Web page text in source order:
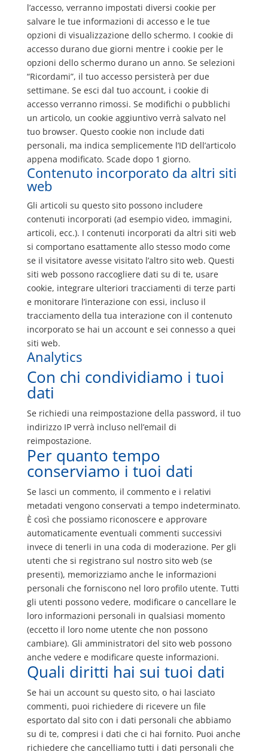
l’accesso, verranno impostati diversi cookie per
salvare le tue informazioni di accesso e le tue
opzioni di visualizzazione dello schermo. I cookie di
accesso durano due giorni mentre i cookie per le
opzioni dello schermo durano un anno. Se selezioni
“Ricordami”, il tuo accesso persisterà per due
settimane. Se esci dal tuo account, i cookie di
accesso verranno rimossi. Se modifichi o pubblichi
un articolo, un cookie aggiuntivo verrà salvato nel
tuo browser. Questo cookie non include dati
personali, ma indica semplicemente l’ID dell’articolo
appena modificato. Scade dopo 1 giorno.
Contenuto incorporato da altri siti
web
Gli articoli su questo sito possono includere
contenuti incorporati (ad esempio video, immagini,
articoli, ecc.). I contenuti incorporati da altri siti web
si comportano esattamente allo stesso modo come
se il visitatore avesse visitato l’altro sito web. Questi
siti web possono raccogliere dati su di te, usare
cookie, integrare ulteriori tracciamenti di terze parti
e monitorare l’interazione con essi, incluso il
tracciamento della tua interazione con il contenuto
incorporato se hai un account e sei connesso a quei
siti web.
Analytics
Con chi condividiamo i tuoi
dati
Se richiedi una reimpostazione della password, il tuo
indirizzo IP verrà incluso nell’email di
reimpostazione.
Per quanto tempo
conserviamo i tuoi dati
Se lasci un commento, il commento e i relativi
metadati vengono conservati a tempo indeterminato.
È così che possiamo riconoscere e approvare
automaticamente eventuali commenti successivi
invece di tenerli in una coda di moderazione. Per gli
utenti che si registrano sul nostro sito web (se
presenti), memorizziamo anche le informazioni
personali che forniscono nel loro profilo utente. Tutti
gli utenti possono vedere, modificare o cancellare le
loro informazioni personali in qualsiasi momento
(eccetto il loro nome utente che non possono
cambiare). Gli amministratori del sito web possono
anche vedere e modificare queste informazioni.
Quali diritti hai sui tuoi dati
Se hai un account su questo sito, o hai lasciato
commenti, puoi richiedere di ricevere un file
esportato dal sito con i dati personali che abbiamo
su di te, compresi i dati che ci hai fornito. Puoi anche
richiedere che cancelliamo tutti i dati personali che